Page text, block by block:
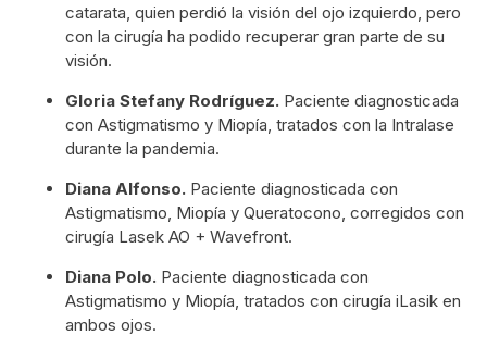
catarata, quien perdió la visión del ojo izquierdo, pero
con la cirugía ha podido recuperar gran parte de su
visión.
Gloria Stefany Rodríguez. Paciente diagnosticada
con Astigmatismo y Miopía, tratados con la Intralase
durante la pandemia.
Diana Alfonso. Paciente diagnosticada con
Astigmatismo, Miopía y Queratocono, corregidos con
cirugía Lasek AO + Wavefront.
Diana Polo. Paciente diagnosticada con
Astigmatismo y Miopía, tratados con cirugía iLasik en
ambos ojos.